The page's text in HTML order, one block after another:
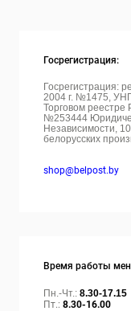
Госрегистрация:
Госрегистрация:
2004 г. №1475,
Торговом реестре
№253444
Независимости,
белорусских
shop@belpost.by
Время работы
Пн.-Чт.: 8.30-17.15
Пт.: 8.30-16.00